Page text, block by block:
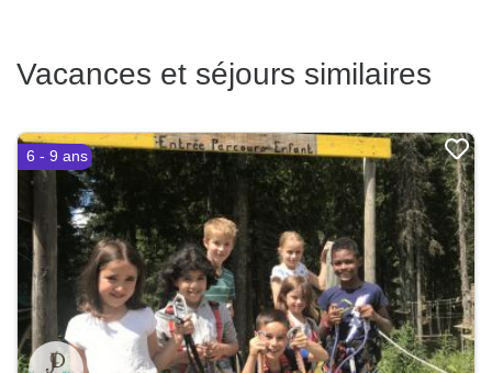
Vacances et séjours similaires
6 - 9 ans